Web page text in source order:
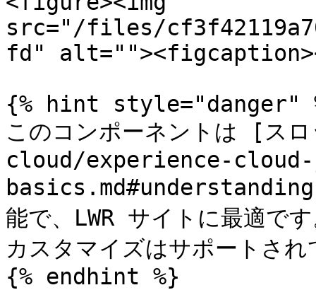
src="/files/
fd"
{% hint style="danger"
このコンポーネントは [ス
cloud/experience-
能で、LWR サイトに最適で
カスタマイズはサポートされ
{% endhint %}